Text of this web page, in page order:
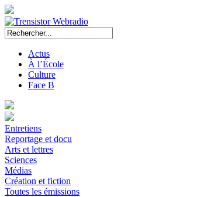
Actus
À l’École
Culture
Face B
Entretiens
Reportage et docu
Arts et lettres
Sciences
Médias
Création et fiction
Toutes les émissions